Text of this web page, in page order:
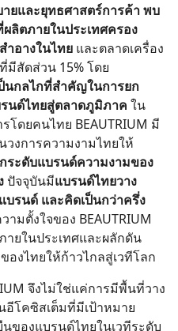
ยและยุทธศาสตร์การค้า พบ
ลิตภายในประเทศครอง
ำอางในไทย และตลาดเครื่อง
มีสัดส่วน 15% โดย
นกลไกที่สำคัญในการยก
นด์ไทยสู่ตลาดภูมิภาค ใน
ดยคนไทย BEAUTRIUM มี
งการความงามไทยให้
ระดับแบรนด์ความงามของ
ปัจจุบันมีแบรนด์ไทยวาง
บรนด์ และคิดเป็นกว่าครึ่ง
ามตั้งใจของ BEAUTRIUM
ยในประเทศและผลักดัน
งไทยให้ก้าวไกลสู่เวทีโลก
จึงไม่ใช่แค่การมีพื้นที่วาง
โคซิสเต็มที่มีเป้าหมาย
นของแบรนด์ไทยในเวทีระดับ